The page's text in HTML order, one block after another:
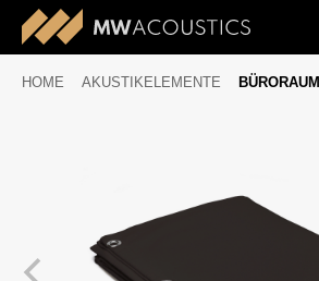
HOME AKUSTIKELEMENTE BÜRORAUM